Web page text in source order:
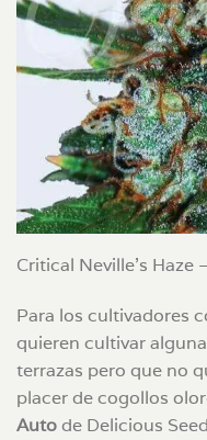
Critical Neville’s Haze
Para los cultivadores
quieren cultivar
terrazas pero que no
placer de cogollos
Autode Delicious